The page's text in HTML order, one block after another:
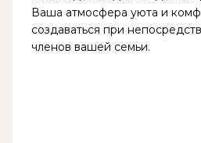
Ваша атмосфера уюта и
создаваться при
членов вашей семьи.